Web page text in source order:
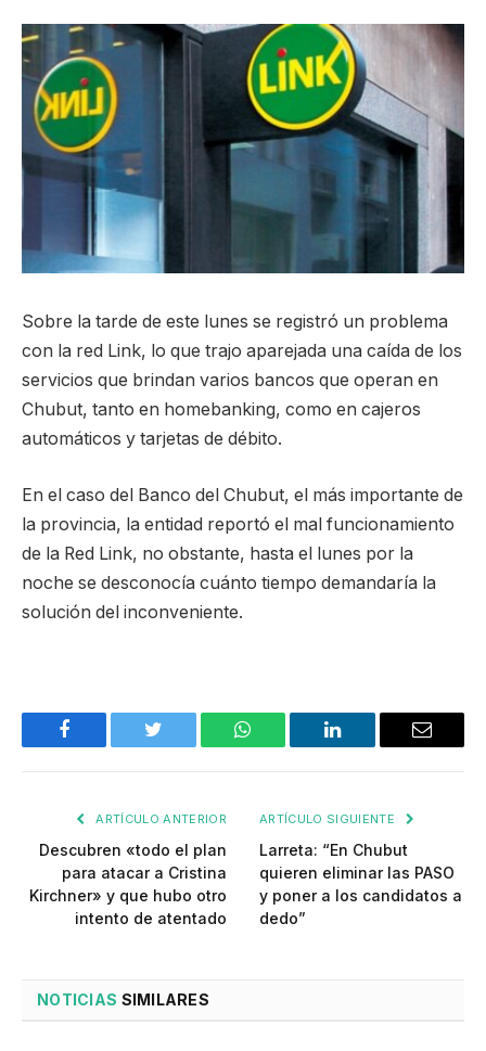
Sobre la tarde de este lunes se registró un problema
con la red Link, lo que trajo aparejada una caída de los
servicios que brindan varios bancos que operan en
Chubut, tanto en homebanking, como en cajeros
automáticos y tarjetas de débito.
En el caso del Banco del Chubut, el más importante de
la provincia, la entidad reportó el mal funcionamiento
de la Red Link, no obstante, hasta el lunes por la
noche se desconocía cuánto tiempo demandaría la
solución del inconveniente.
Facebook Twitter WhatsApp LinkedIn Email
ARTÍCULO ANTERIOR
Descubren «todo el plan
para atacar a Cristina
Kirchner» y que hubo otro
intento de atentado
ARTÍCULO SIGUIENTE
Larreta: “En Chubut
quieren eliminar las PASO
y poner a los candidatos a
dedo”
NOTICIAS SIMILARES